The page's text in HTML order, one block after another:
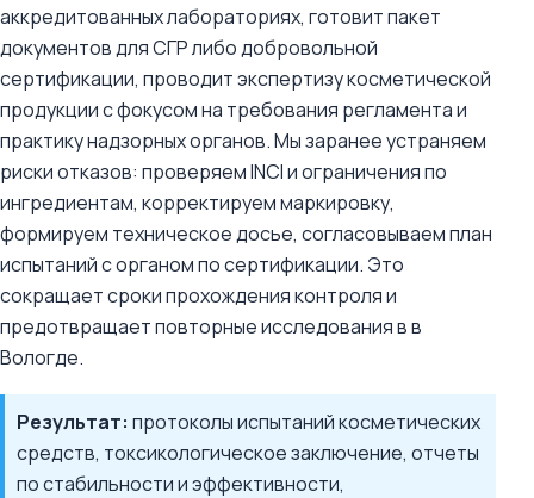
аккредитованных лабораториях, готовит пакет
документов для СГР либо добровольной
сертификации, проводит экспертизу косметической
продукции с фокусом на требования регламента и
практику надзорных органов. Мы заранее устраняем
риски отказов: проверяем INCI и ограничения по
ингредиентам, корректируем маркировку,
формируем техническое досье, согласовываем план
испытаний с органом по сертификации. Это
сокращает сроки прохождения контроля и
предотвращает повторные исследования в в
Вологде.
Результат: протоколы испытаний косметических
средств, токсикологическое заключение, отчеты
по стабильности и эффективности,